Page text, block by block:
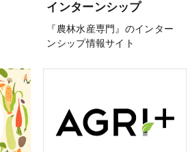
インターンシップ
『農林水産専門』のインター
ンシップ情報サイト